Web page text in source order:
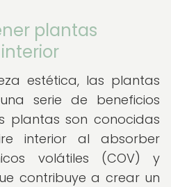
plantas
estética, las plantas
serie de beneficios
plantas son conocidas
interior al absorber
volátiles (COV) y
contribuye a crear un